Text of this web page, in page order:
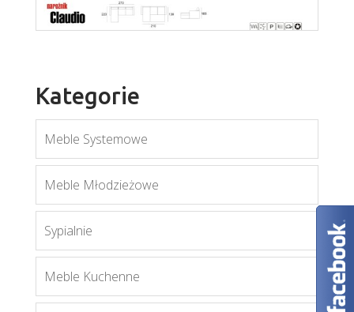
Kategorie
Meble Systemowe
Meble Młodzieżowe
Sypialnie
Meble Kuchenne